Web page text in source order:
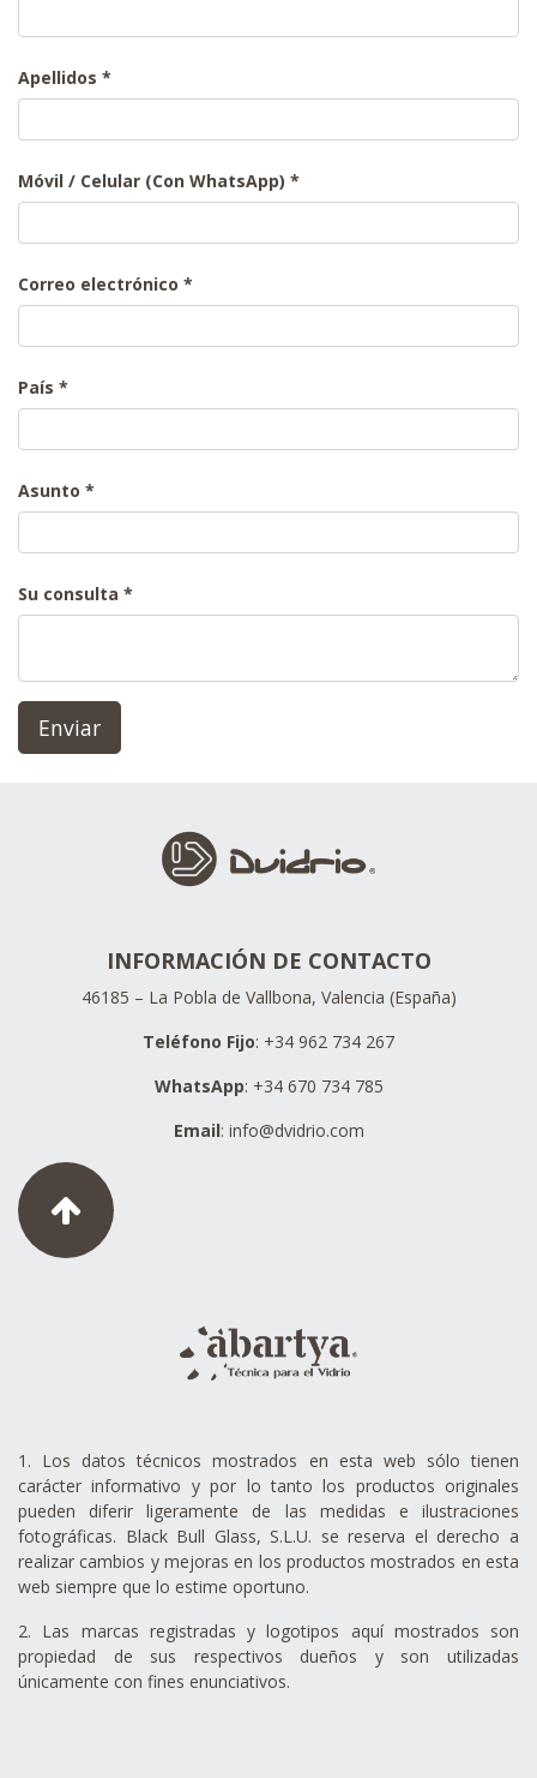
Apellidos
Móvil / Celular (Con WhatsApp)
Correo electrónico
País
Asunto
Su consulta
Enviar
INFORMACIÓN DE CONTACTO
46185 – La Pobla de Vallbona, Valencia (España)
Teléfono Fijo: +34 962 734 267
WhatsApp: +34 670 734 785
Email: info@dvidrio.com
1. Los datos técnicos mostrados en esta web sólo tienen
carácter informativo y por lo tanto los productos originales
pueden diferir ligeramente de las medidas e ilustraciones
fotográficas. Black Bull Glass, S.L.U. se reserva el derecho a
realizar cambios y mejoras en los productos mostrados en esta
web siempre que lo estime oportuno.
2. Las marcas registradas y logotipos aquí mostrados son
propiedad de sus respectivos dueños y son utilizadas
únicamente con fines enunciativos.